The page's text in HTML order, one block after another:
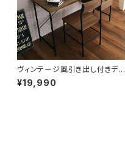
ヴィンテージ風引き出し付きデス
ク＆チェアセット【Dove-ダブ-】
DWV-120S
¥19,990